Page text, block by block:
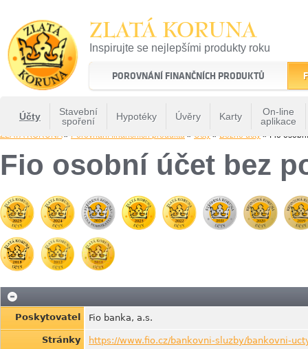
ZLATÁ KORUNA
Inspirujte se nejlepšími produkty roku
22 let tradice a kvality na finančním trhu
POROVNÁNÍ FINANČNÍCH PRODUKTŮ
Účty
Stavební
spoření
Hypotéky Úvěry Karty
On-line
aplikace
ZLATÁ KORUNA» Porovnání finančních produktů » Účty » Běžné účty » Fio
Fio osobní účet bez
Poskytovatel Fio banka, a.s.
Stránky
https://www.fio.cz/bankovni-sluzby/bankovni-